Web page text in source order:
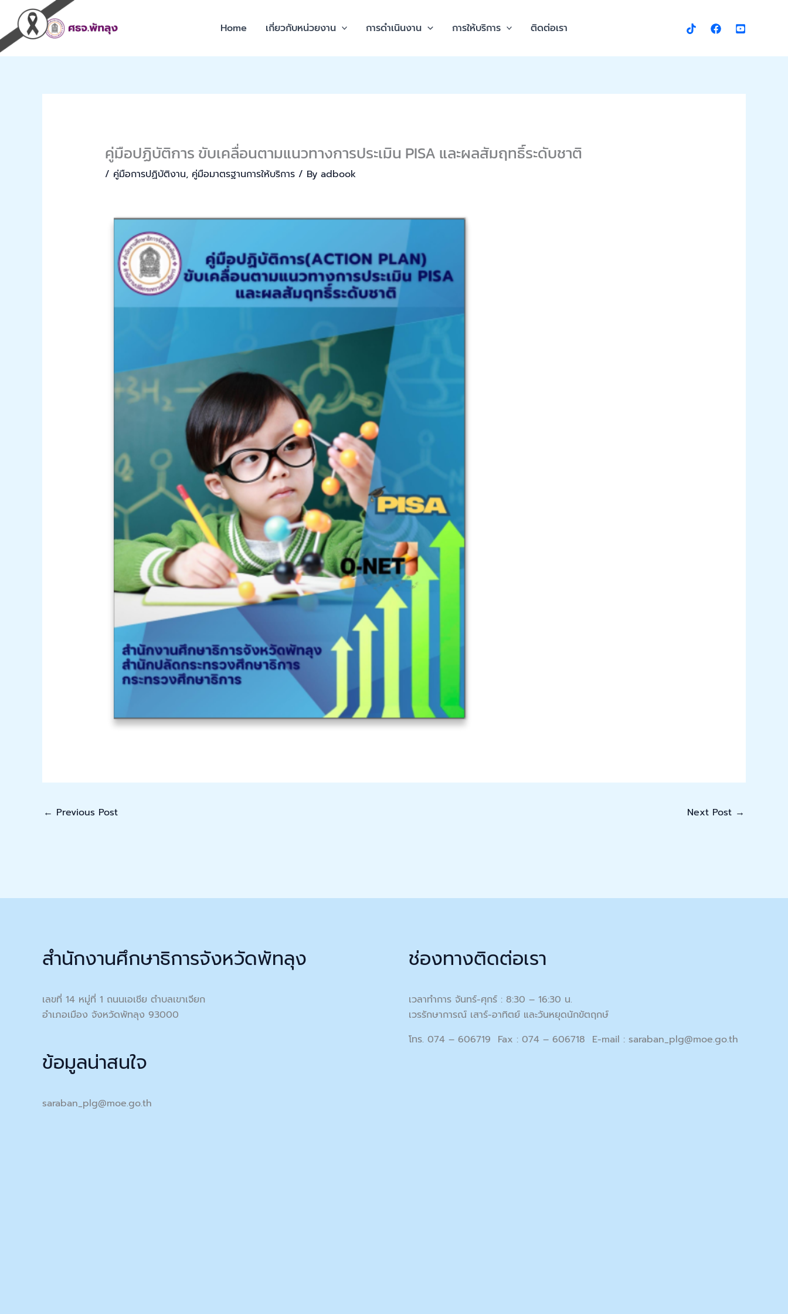
content
Home เกี่ยวกับหน่วยงาน การดำเนินงาน การให้บริการ ติดต่อเรา
คู่มือปฏิบัติการ ขับเคลื่อนตามแนวทางการประเมิน PISA และผลสัมฤทธิ์ระดับชาติ
/ คู่มือการปฏิบัติงาน, คู่มือมาตรฐานการให้บริการ/ By adbook
← Previous Post Next Post →
สำนักงานศึกษาธิการจังหวัดพัทลุง
เลขที่ 14 หมู่ที่ 1 ถนนเอเชีย ตำบลเขาเจียก
อำเภอเมือง จังหวัดพัทลุง 93000
ข้อมูลน่าสนใจ
saraban_plg@moe.go.th
ช่องทางติดต่อเรา
เวลาทำการ จันทร์-ศุกร์ : 8:30 – 16:30 น.
เวรรักษาการณ์ เสาร์-อาทิตย์ และวันหยุดนักขัตฤกษ์
โทร. 074 – 606719 Fax : 074 – 606718 E-mail : saraban_plg@moe.go.th